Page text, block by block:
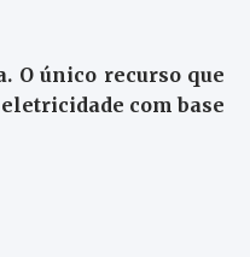
O único recurso que
com base